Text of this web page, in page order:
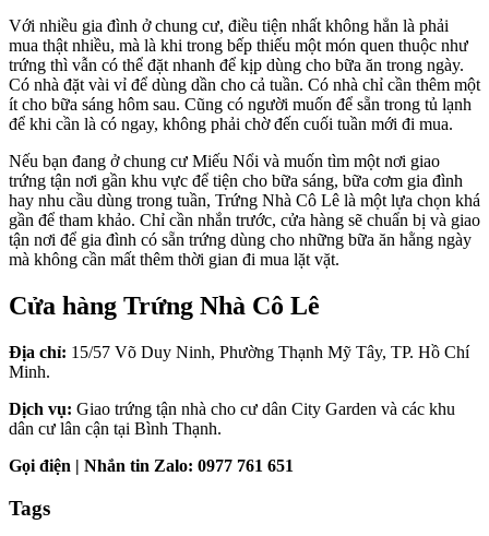
Với nhiều gia đình ở chung cư, điều tiện nhất không hẳn là phải
mua thật nhiều, mà là khi trong bếp thiếu một món quen thuộc như
trứng thì vẫn có thể đặt nhanh để kịp dùng cho bữa ăn trong ngày.
Có nhà đặt vài vỉ để dùng dần cho cả tuần. Có nhà chỉ cần thêm một
ít cho bữa sáng hôm sau. Cũng có người muốn để sẵn trong tủ lạnh
để khi cần là có ngay, không phải chờ đến cuối tuần mới đi mua.
Nếu bạn đang ở chung cư Miếu Nổi và muốn tìm một nơi giao
trứng tận nơi gần khu vực để tiện cho bữa sáng, bữa cơm gia đình
hay nhu cầu dùng trong tuần, Trứng Nhà Cô Lê là một lựa chọn khá
gần để tham khảo. Chỉ cần nhắn trước, cửa hàng sẽ chuẩn bị và giao
tận nơi để gia đình có sẵn trứng dùng cho những bữa ăn hằng ngày
mà không cần mất thêm thời gian đi mua lặt vặt.
Cửa hàng Trứng Nhà Cô Lê
Địa chỉ: 15/57 Võ Duy Ninh, Phường Thạnh Mỹ Tây, TP. Hồ Chí
Minh.
Dịch vụ: Giao trứng tận nhà cho cư dân City Garden và các khu
dân cư lân cận tại Bình Thạnh.
Gọi điện | Nhắn tin Zalo: 0977 761 651
Tags